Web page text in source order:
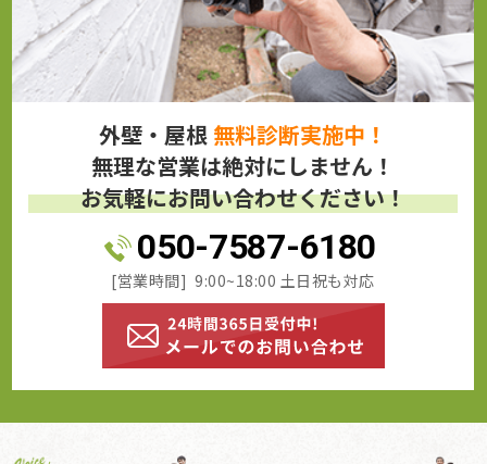
外壁・屋根 無料診断実施中！
無理な営業は絶対にしません！
お気軽にお問い合わせください！
050-7587-6180
[営業時間] 9:00~18:00 土日祝も対応